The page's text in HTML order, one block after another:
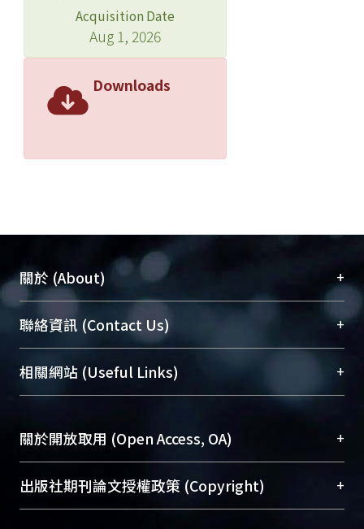
Acquisition Date
Aug 1, 2026
Downloads
關於 (About) +
臺大位居世界頂尖大學之列，為永久珍藏及向國際
展現本校豐碩的研究成果及學術能量，圖書館整合
機構典藏（NTUR）與學術庫（AH）不同功能平
台，成為臺大學術典藏NTU scholars。期能整合研
究能量、促進交流合作、保存學術產出、推廣研究
成果。
To permanently archive and promote researcher
profiles and scholarly works, Library integrates the
services of “NTU Repository” with “Academic
聯絡資訊 (Contact Us) +
總館學科館員(Main Library)
醫學圖書館學科館員(Medical Library)
(Social
Sciences Library)
相關網站 (Useful Links) +
關於開放取用 (Open Access, OA) +
開放取用是從使用者角度提升資訊取用性的社會運
動，應用在學術研究上是透過將研究著作公開供使
出版社期刊論文授權政策 (Copyright) +